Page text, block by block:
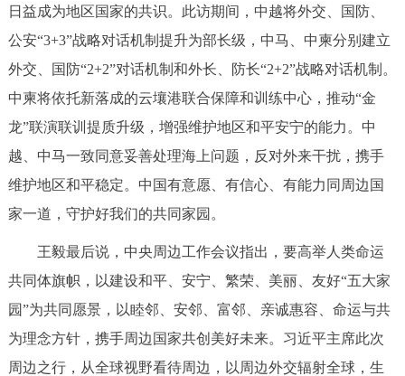
日益成为地区国家的共识。此访期间，中越将外交、国防、
公安“3+3”战略对话机制提升为部长级，中马、中柬分别建立
外交、国防“2+2”对话机制和外长、防长“2+2”战略对话机制。
中柬将依托新落成的云壤港联合保障和训练中心，推动“金
龙”联演联训提质升级，增强维护地区和平安宁的能力。中
越、中马一致同意妥善处理海上问题，反对外来干扰，携手
维护地区和平稳定。中国有意愿、有信心、有能力同周边国
家一道，守护好我们的共同家园。
王毅最后说，中央周边工作会议指出，要高举人类命运
共同体旗帜，以建设和平、安宁、繁荣、美丽、友好“五大家
园”为共同愿景，以睦邻、安邻、富邻、亲诚惠容、命运与共
为理念方针，携手周边国家共创美好未来。习近平主席此次
周边之行，从全球视野看待周边，以周边外交辐射全球，生